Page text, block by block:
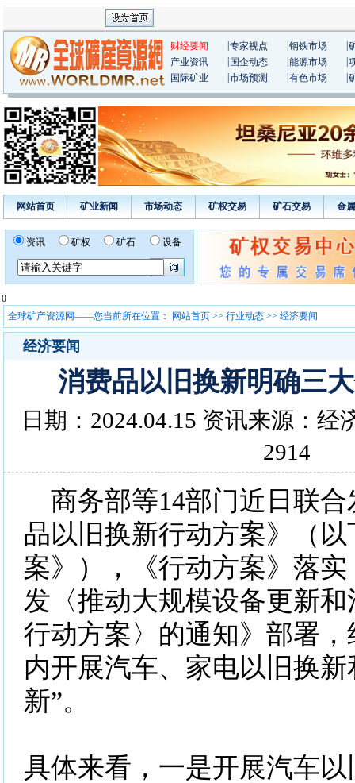
财经要闻 专家视点 钢铁市场
产业资讯
国企动态 能源市场
国际矿业
市场预测 有色市场
网站首页 矿业新闻 市场动态 矿权交易 矿石交易 金
资讯 矿权 矿石 设备
0
全球矿产资源网——您当前所在位置：
网站首页 >> 行业动态 >> 经济要闻
经济要闻
消费品以旧换新明确三
日期：2024.04.15 资讯来源：经
2914
商务部等14部门近日联合
品以旧换新行动方案》（
案》），《行动方案》落
发〈推动大规模设备更新
行动方案〉的通知》部署
内开展汽车、家电以旧换
新”。
具体来看，一是开展汽车